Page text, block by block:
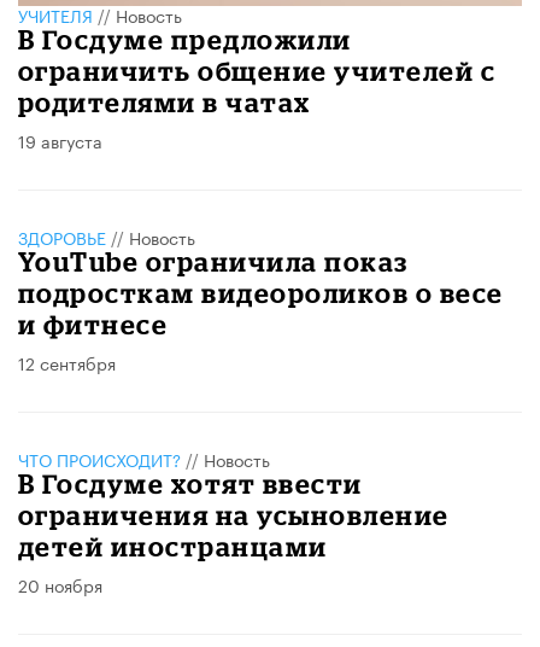
УЧИТЕЛЯ//Новость
В Госдуме предложили
ограничить общение учителей с
родителями в чатах
19 августа
ЗДОРОВЬЕ // Новость
YouTube ограничила показ
подросткам видеороликов о весе
и фитнесе
12 сентября
ЧТО ПРОИСХОДИТ? // Новость
В Госдуме хотят ввести
ограничения на усыновление
детей иностранцами
20 ноября